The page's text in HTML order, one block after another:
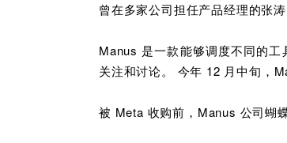
曾在多家公司担任产品经理的张
Manus 是一款能够调度不同的
关注和讨论。 今年 12 月中旬，
被 Meta 收购前，Manus 公司蝴